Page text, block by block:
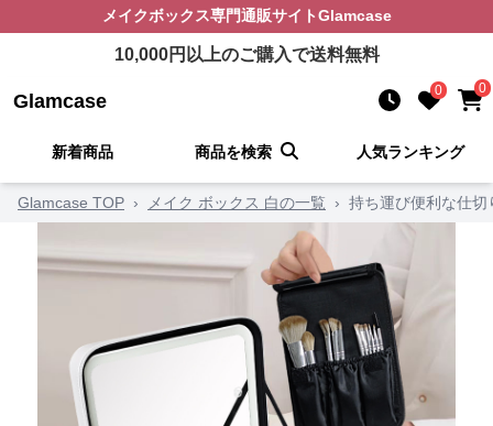
メイクボックス専門通販サイトGlamcase
10,000円以上のご購入で送料無料
Glamcase 0 0
新着商品 商品を検索 人気ランキング
Glamcase TOP › メイク ボックス 白の一覧 › 持ち運び便利な仕